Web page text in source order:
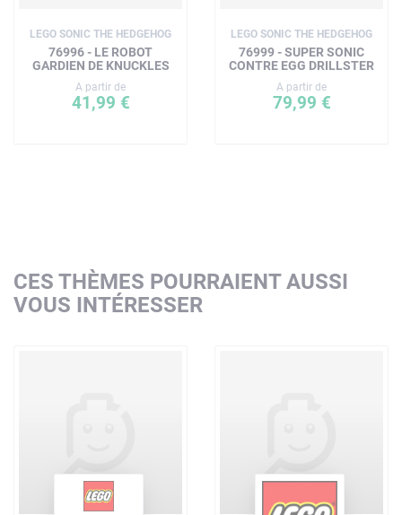
LEGO SONIC THE HEDGEHOG
76996 - LE ROBOT
GARDIEN DE KNUCKLES
A partir de
41,99 €
LEGO SONIC THE HEDGEHOG
76999 - SUPER SONIC
CONTRE EGG DRILLSTER
A partir de
79,99 €
CES THÈMES POURRAIENT AUSSI
VOUS INTÉRESSER